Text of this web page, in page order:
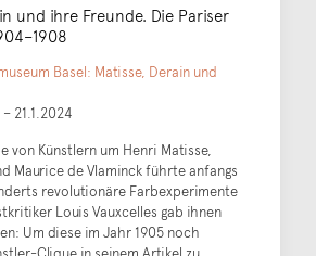
und ihre Freunde. Die Pariser
Basel: Matisse, Derain und
21.1.2024
von Künstlern um Henri Matisse,
Maurice de Vlaminck führte anfangs
revolutionäre Farbexperimente
Louis Vauxcelles gab ihnen
Um diese im Jahr 1905 noch